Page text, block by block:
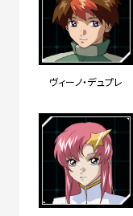
ヴィーノ・デュプレ